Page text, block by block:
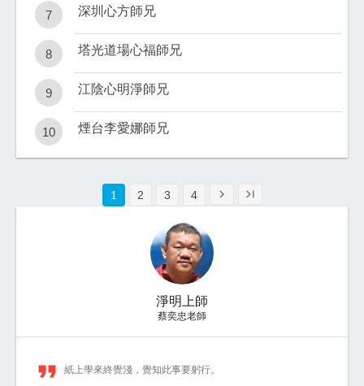
7 深圳心方師兄
8 塔光道場心福師兄
9 江陰心明淨師兄
10 煙台李愛娜師兄
1 2 3 4 chevron_right last_page
淨明上師
蔡奕忠老師
format_quote 紙上學來終覺淺，覺知此事要躬行。